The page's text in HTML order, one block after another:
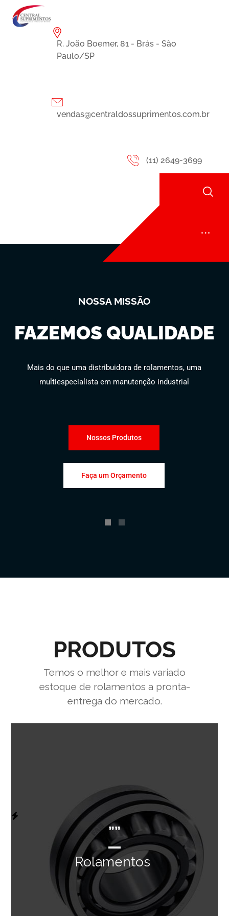
R. João Boemer, 81 - Brás - São
Paulo/SP
vendas@centraldossuprimentos.com.br
(11) 2649-3699
FAZEMOS QUALIDADE
NOSSA MISSÃO
Mais do que uma distribuidora de rolamentos, uma
multiespecialista em manutenção industrial
Nossos Produtos
Faça um Orçamento
PRODUTOS
Temos o melhor e mais variado
estoque de rolamentos a pronta-
entrega do mercado.
””
Rolamentos